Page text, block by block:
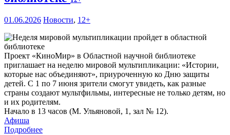
01.06.2026 Новости, 12+
Проект «КиноМир» в Областной научной библиотеке
приглашает на неделю мировой мультипликации: «Истории,
которые нас объединяют», приуроченную ко Дню защиты
детей. С 1 по 7 июня зрители смогут увидеть, как разные
страны создают мультфильмы, интересные не только детям, но
и их родителям.
Начало в 13 часов (М. Ульяновой, 1, зал № 12).
Афиша
Подробнее